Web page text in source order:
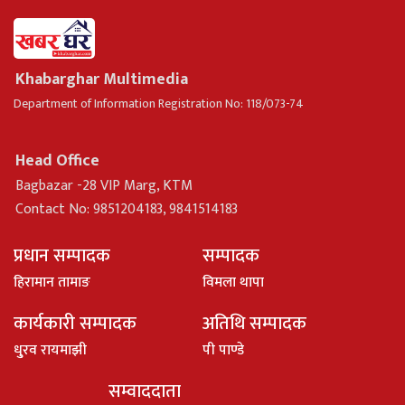
Khabarghar Multimedia
Department of Information Registration No: 118/073-74
Head Office
Bagbazar -28 VIP Marg, KTM
Contact No: 9851204183, 9841514183
प्रधान सम्पादक
हिरामान तामाङ
सम्पादक
विमला थापा
कार्यकारी सम्पादक
धु्रव रायमाझी
अतिथि सम्पादक
पी पाण्डे
सम्वाददाता